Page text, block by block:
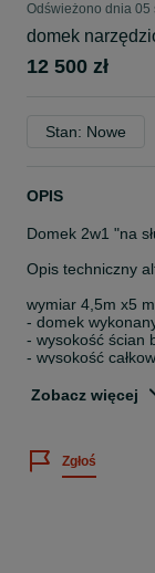
Odświeżono dnia 05
domek
12 500 zł
Stan: Nowe
OPIS
Domek 2w1 "na
Opis techniczny
wymiar 4,5m x5
- domek
- wysokość ścian
- wysokość
- ścianki
- kompletny
gospodarczym )
Zobacz więcej
Zgłoś